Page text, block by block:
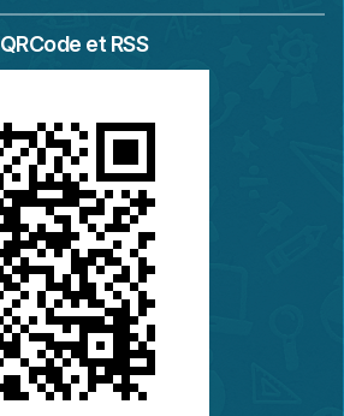
QRCode et RSS